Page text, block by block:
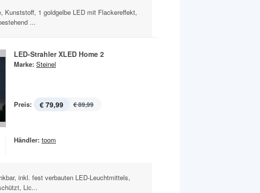
Kunststoff, 1 goldgelbe LED mit Flackereffekt,
...
LED-Strahler XLED Home 2
Marke: Steinel
Preis: € 79,99 € 89,99
Händler: toom
inkl. fest verbauten LED-Leuchtmittels,
Lic...